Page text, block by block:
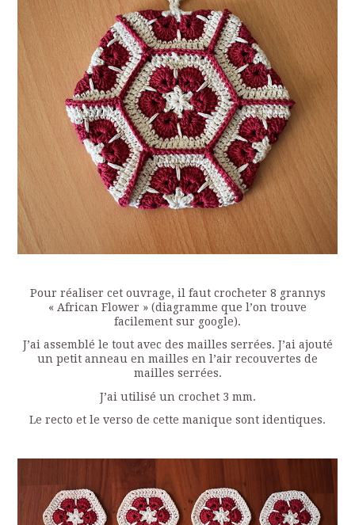
Pour réaliser cet ouvrage, il faut crocheter 8 grannys
« African Flower » (diagramme que l’on trouve
facilement sur google).
J’ai assemblé le tout avec des mailles serrées. J’ai ajouté
un petit anneau en mailles en l’air recouvertes de
mailles serrées.
J’ai utilisé un crochet 3 mm.
Le recto et le verso de cette manique sont identiques.